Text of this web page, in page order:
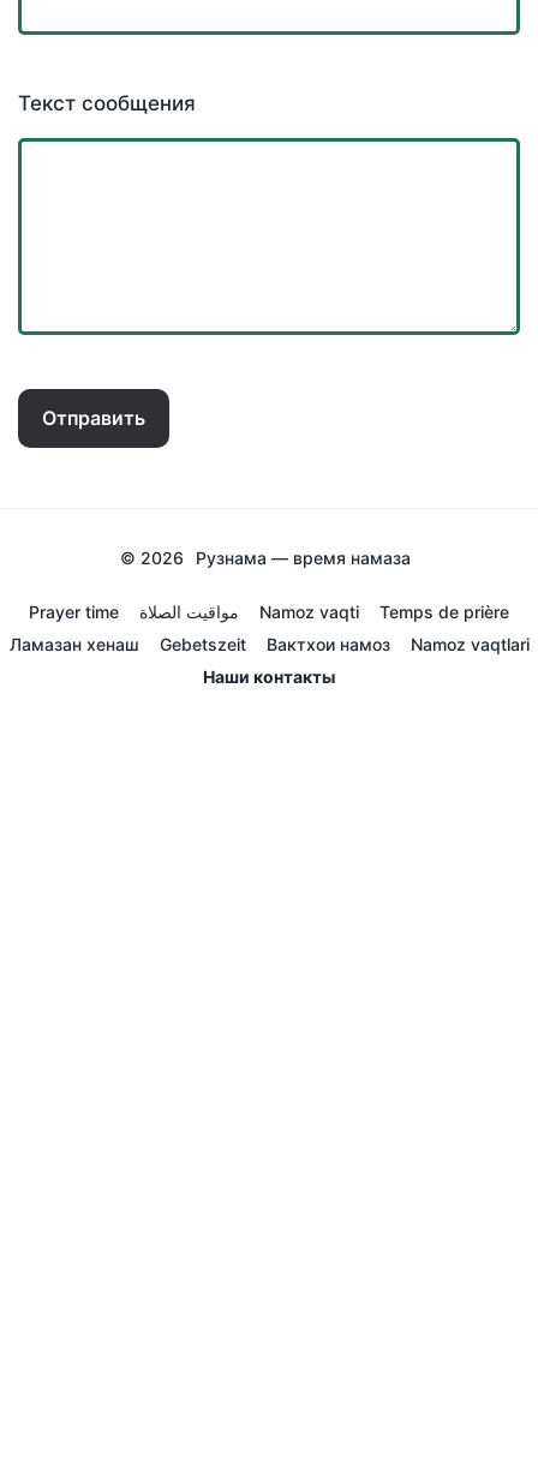
Текст сообщения
Отправить
© 2026 Рузнама — время намаза
Prayer time مواقيت الصلاة Namoz vaqti
Temps de prière
Ламазан хенаш
Gebetszeit Вактхои намоз
Namoz vaqtlari
Наши контакты